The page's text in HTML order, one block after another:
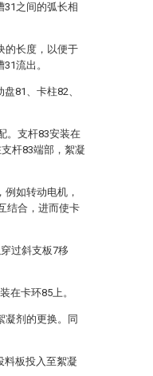
31之间的弧长相
的长度，以便于
流出。
81、卡柱82、
。支杆83安装在
杆83端部，絮凝
如转动电机，
结合，进而使卡
过斜支板7移
在卡环85上。
凝剂的更换。同
料板投入至絮凝